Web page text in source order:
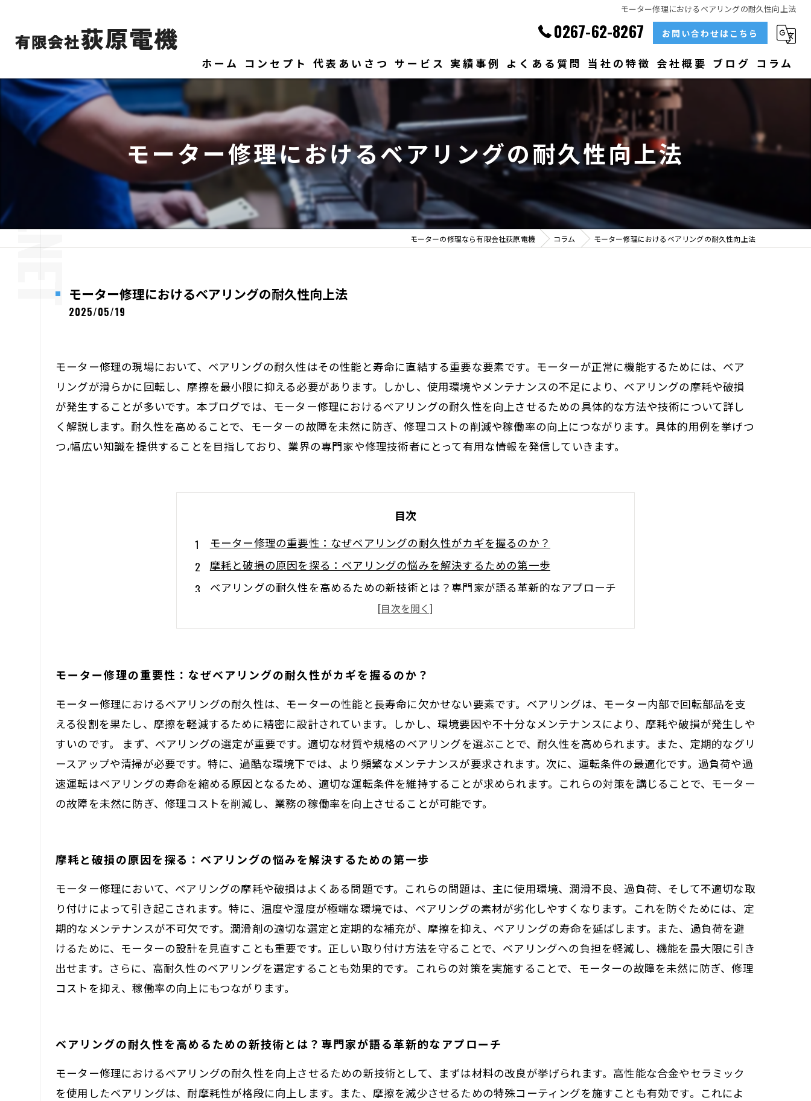
モーター修理におけるベアリングの耐久性向上法
0267-62-8267 お問い合わせはこちら
ホーム コンセプト 代表あいさつ サービス 実績事例 よくある質問 当社の特徴
ベアリング
大型
メンテナンス
販売
会社概要 ブログ コラム
モーター修理におけるベアリングの耐久性向上法
モーターの修理なら有限会社荻原電機 コラム モーター修理におけるベアリングの耐久性向上法
モーター修理におけるベアリングの耐久性向上法
2025/05/19
モーター修理の現場において、ベアリングの耐久性はその性能と寿命に直結する重要な要素です。モーターが正常に機能するためには、ベア
リングが滑らかに回転し、摩擦を最小限に抑える必要があります。しかし、使用環境やメンテナンスの不足により、ベアリングの摩耗や破損
が発生することが多いです。本ブログでは、モーター修理におけるベアリングの耐久性を向上させるための具体的な方法や技術について詳し
く解説します。耐久性を高めることで、モーターの故障を未然に防ぎ、修理コストの削減や稼働率の向上につながります。具体的用例を挙げつ
つ،幅広い知識を提供することを目指しており、業界の専門家や修理技術者にとって有用な情報を発信していきます。
目次
モーター修理の重要性：なぜベアリングの耐久性がカギを握るのか？
摩耗と破損の原因を探る：ベアリングの悩みを解決するための第一歩
ベアリングの耐久性を高めるための新技術とは？専門家が語る革新的なアプローチ
具体的な事例紹介：耐久性向上に成功した修理の実績
モーターの寿命を延ばすためのメンテナンス方法：簡単に実践できるステップ
未来を見据えて：モーター修理業界におけるベアリングの進化と新たな挑戦
モーター修理の重要性：なぜベアリングの耐久性がカギを握るのか？
モーター修理におけるベアリングの耐久性は、モーターの性能と長寿命に欠かせない要素です。ベアリングは、モーター内部で回転部品を支
える役割を果たし、摩擦を軽減するために精密に設計されています。しかし、環境要因や不十分なメンテナンスにより、摩耗や破損が発生しや
すいのです。 まず、ベアリングの選定が重要です。適切な材質や規格のベアリングを選ぶことで、耐久性を高められます。また、定期的なグリ
ースアップや清掃が必要です。特に、過酷な環境下では、より頻繁なメンテナンスが要求されます。次に、運転条件の最適化です。過負荷や過
速運転はベアリングの寿命を縮める原因となるため、適切な運転条件を維持することが求められます。これらの対策を講じることで、モーター
の故障を未然に防ぎ、修理コストを削減し、業務の稼働率を向上させることが可能です。
摩耗と破損の原因を探る：ベアリングの悩みを解決するための第一歩
モーター修理において、ベアリングの摩耗や破損はよくある問題です。これらの問題は、主に使用環境、潤滑不良、過負荷、そして不適切な取
り付けによって引き起こされます。特に、温度や湿度が極端な環境では、ベアリングの素材が劣化しやすくなります。これを防ぐためには、定
期的なメンテナンスが不可欠です。潤滑剤の適切な選定と定期的な補充が、摩擦を抑え、ベアリングの寿命を延ばします。また、過負荷を避
けるために、モーターの設計を見直すことも重要です。正しい取り付け方法を守ることで、ベアリングへの負担を軽減し、機能を最大限に引き
出せます。さらに、高耐久性のベアリングを選定することも効果的です。これらの対策を実施することで、モーターの故障を未然に防ぎ、修理
コストを抑え、稼働率の向上にもつながります。
ベアリングの耐久性を高めるための新技術とは？専門家が語る革新的なアプローチ
モーター修理におけるベアリングの耐久性を向上させるための新技術として、まずは材料の改良が挙げられます。高性能な合金やセラミック
を使用したベアリングは、耐摩耗性が格段に向上します。また、摩擦を減少させるための特殊コーティングを施すことも有効です。これによ